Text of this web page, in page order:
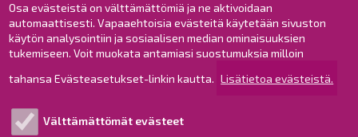
Osa evästeistä on välttämättömiä ja ne aktivoidaan
automaattisesti. Vapaaehtoisia evästeitä käytetään sivuston
käytön analysointiin ja sosiaalisen median ominaisuuksien
tukemiseen. Voit muokata antamiasi suostumuksia milloin
tahansa Evästeasetukset-linkin kautta. Lisätietoa evästeistä.
Välttämättömät evästeet
Raahe LinkedInissä
Raahe YouTubessa
Esityslistat ja pöytäkirjat